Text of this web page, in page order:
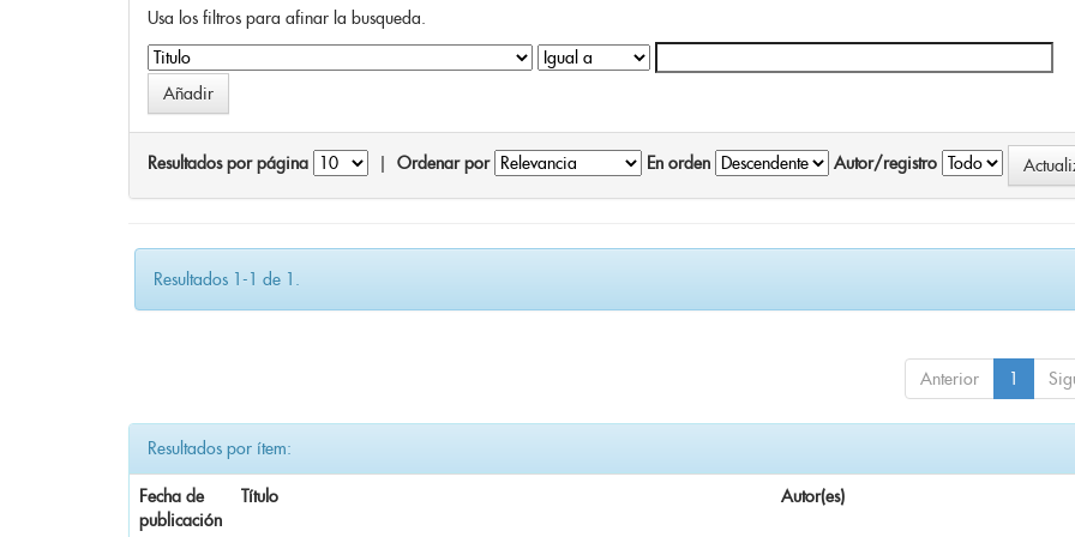
Usa los filtros para afinar la busqueda.
Resultados por página Ordenar por En orden Autor/registro
Resultados 1-1 de 1.
Anterior 1
Resultados por ítem:
Fecha de
publicación
Título Autor(es)